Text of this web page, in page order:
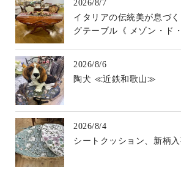
2026/8/7
イタリアの伝統美が息づ
グテーブル《 メゾン・ド
2026/8/6
陶犬 ≪近鉄和歌山≫
2026/8/4
シートクッション、新柄